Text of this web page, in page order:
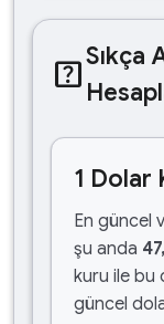
help_centerSıkça
1 Dolar
En güncel
şu anda
kuru ile bu
güncel